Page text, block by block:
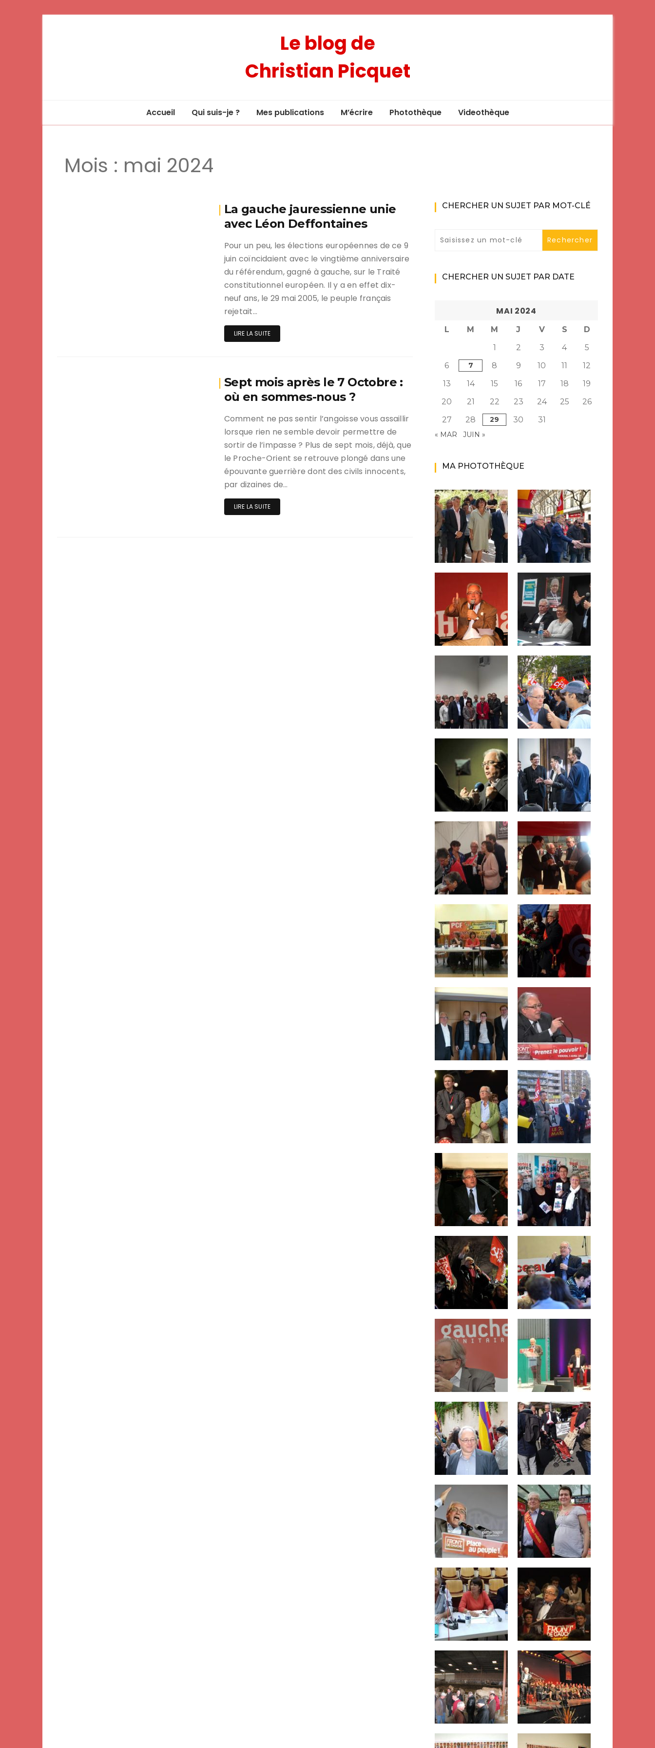
Le blog de
Christian Picquet
Accueil Qui suis-je ? Mes publications M’écrire Photothèque Videothèque
Mois : mai 2024
La gauche jauressienne unie
avec Léon Deffontaines
Pour un peu, les élections européennes de ce 9
juin coïncidaient avec le vingtième anniversaire
du référendum, gagné à gauche, sur le Traité
constitutionnel européen. Il y a en effet dix-
neuf ans, le 29 mai 2005, le peuple français
rejetait…
LIRE LA SUITE
Sept mois après le 7 Octobre :
où en sommes-nous ?
Comment ne pas sentir l’angoisse vous assaillir
lorsque rien ne semble devoir permettre de
sortir de l’impasse ? Plus de sept mois, déjà, que
le Proche-Orient se retrouve plongé dans une
épouvante guerrière dont des civils innocents,
par dizaines de…
LIRE LA SUITE
CHERCHER UN SUJET PAR MOT-CLÉ
CHERCHER UN SUJET PAR DATE
MAI 2024
L M M J V S
D
1
2 3 4
5
6
7 8 9 10 11
12
13
14 15 16 17 18
19
20
21 22 23 24 25
26
27
28 29 30 31
« MAR JUIN »
MA PHOTOTHÈQUE